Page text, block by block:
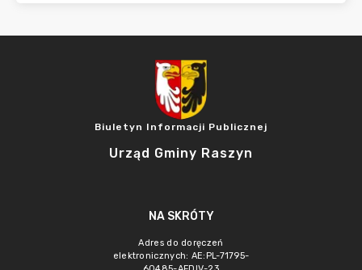
Biuletyn Informacji Publicznej
Urząd Gminy Raszyn
NA SKRÓTY
Adres do doręczeń
elektronicznych: AE:PL-71795-